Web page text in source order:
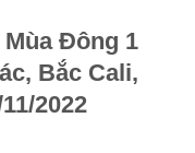
Đông 1
Bắc Cali,
2022